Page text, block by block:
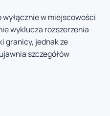
w miejscowości
wyklucza rozszerzenia
granicy, jednak ze
szczegółów